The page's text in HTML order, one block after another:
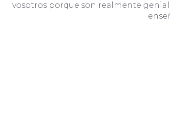
vosotros porque son realmente